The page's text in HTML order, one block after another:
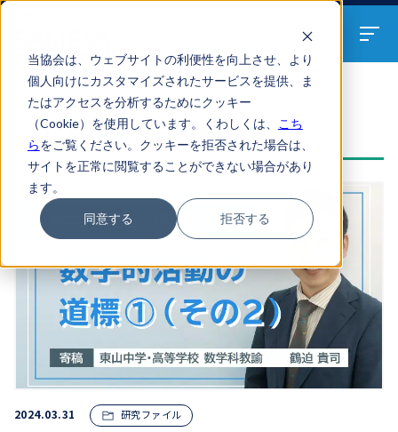
当協会は、ウェブサイトの利便性を向上させ、より
個人向けにカスタマイズされたサービスを提供、ま
たはアクセスを分析するためにクッキー
（Cookie）を使用しています。くわしくは、
こち
らをご覧ください。クッキーを拒否された場合は、
サイトを正常に閲覧することができない場合があり
ます。
同意する 拒否する
ARTICLES
漸化式の記事一覧
2024.03.31 研究ファイル